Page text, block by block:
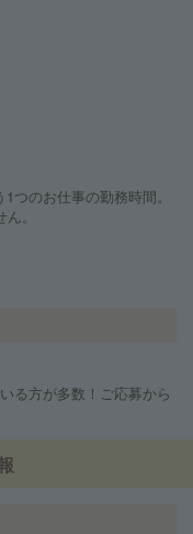
つのお仕事の勤務時間。
。
る方が多数！ご応募から